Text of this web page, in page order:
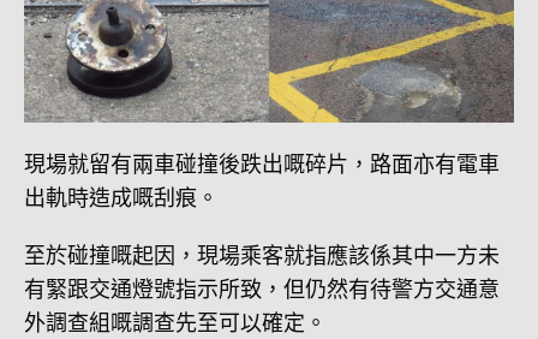
現場就留有兩車碰撞後跌出嘅碎片，路面亦有電車
出軌時造成嘅刮痕。
至於碰撞嘅起因，現場乘客就指應該係其中一方未
有緊跟交通燈號指示所致，但仍然有待警方交通意
外調查組嘅調查先至可以確定。